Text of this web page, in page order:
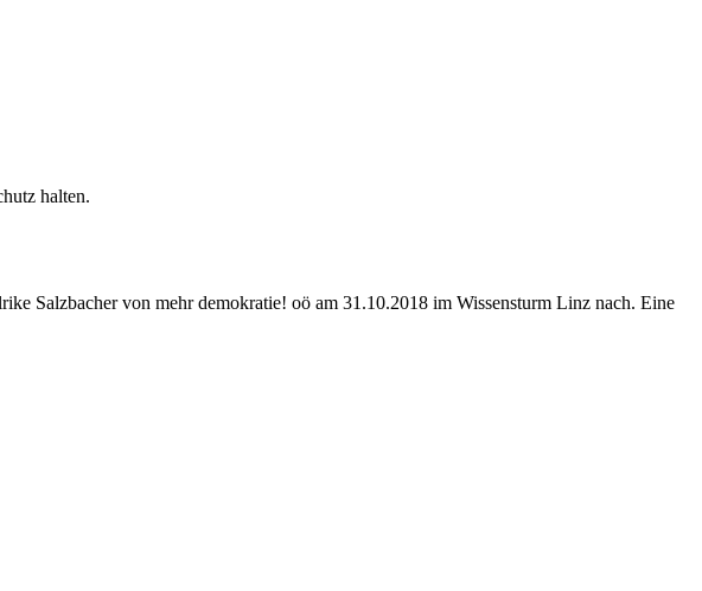
halten.
Salzbacher von mehr demokratie! oö am 31.10.2018 im Wissensturm Linz nach. Eine